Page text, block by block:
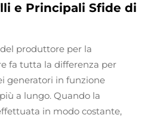
e Principali Sfide di
produttore per la
fa tutta la differenza per
generatori in funzione
a lungo. Quando la
in modo costante,